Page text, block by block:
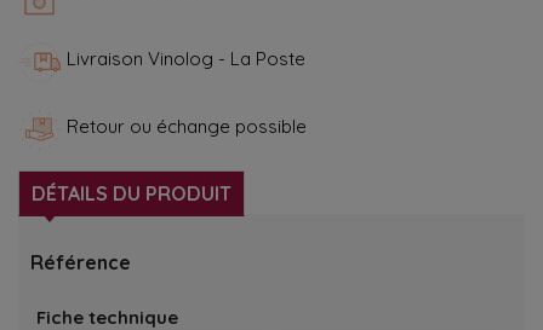
Livraison Vinolog - La Poste
Retour ou échange possible
DÉTAILS DU PRODUIT
Référence
Fiche technique